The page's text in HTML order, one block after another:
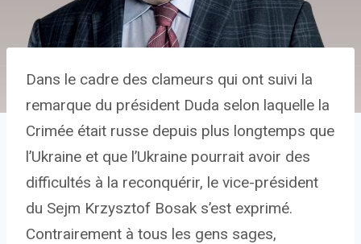
Dans le cadre des clameurs qui ont suivi la
remarque du président Duda selon laquelle la
Crimée était russe depuis plus longtemps que
l’Ukraine et que l’Ukraine pourrait avoir des
difficultés à la reconquérir, le vice-président
du Sejm Krzysztof Bosak s’est exprimé.
Contrairement à tous les gens sages,